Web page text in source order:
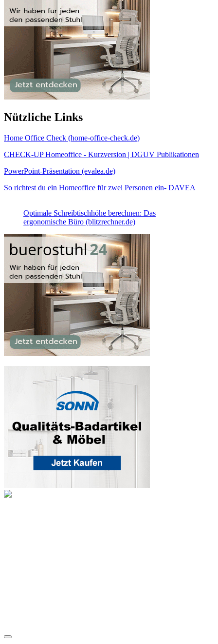
Nützliche Links
Home Office Check (home-office-check.de)
CHECK-UP Homeoffice - Kurzversion | DGUV Publikationen
PowerPoint-Präsentation (evalea.de)
So richtest du ein Homeoffice für zwei Personen ein- DAVEA
Optimale Schreibtischhöhe berechnen: Das
ergonomische Büro (blitzrechner.de)